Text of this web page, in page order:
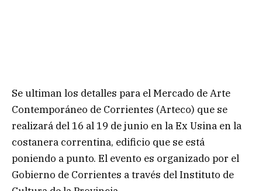
Se ultiman los detalles para el Mercado de Arte
Contemporáneo de Corrientes (Arteco) que se
realizará del 16 al 19 de junio en la Ex Usina en la
costanera correntina, edificio que se está
poniendo a punto. El evento es organizado por el
Gobierno de Corrientes a través del Instituto de